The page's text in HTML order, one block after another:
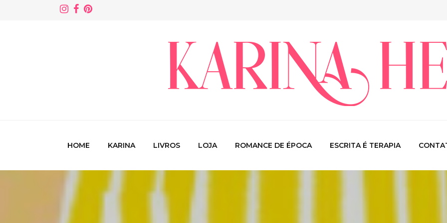
HOME KARINA LIVROS LOJA ROMANCE DE ÉPOCA ESCRITA É TERAPIA